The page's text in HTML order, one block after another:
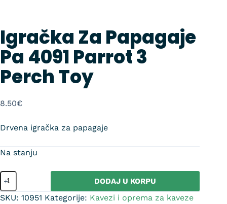
Igračka Za Papagaje
Pa 4091 Parrot 3
Perch Toy
8.50€
Drvena igračka za papagaje
Na stanju
DODAJ U KORPU
SKU: 10951 Kategorije: Kavezi i oprema za kaveze